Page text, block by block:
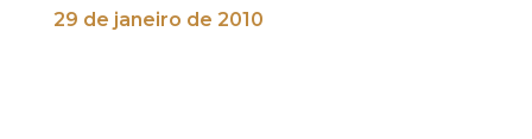
29 de janeiro de 2010